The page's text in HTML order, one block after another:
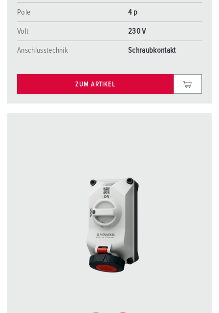
Pole 4 p
Volt 230 V
Anschlusstechnik Schraubkontakt
ZUM ARTIKEL